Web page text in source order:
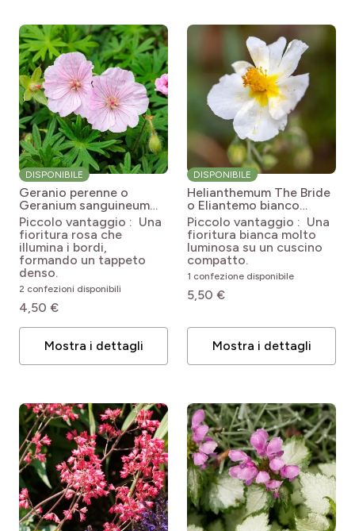
DISPONIBILE
Geranio perenne o
Geranium sanguineum
striato Geranium
sanguineum var. striatum
Piccolo vantaggio : Una
fioritura rosa che
illumina i bordi,
formando un tappeto
denso.
2 confezioni disponibili
4,50 €
Mostra i dettagli
DISPONIBILE
Helianthemum The Bride
o Eliantemo bianco
Helianthemum The Bride
Piccolo vantaggio : Una
fioritura bianca molto
luminosa su un cuscino
compatto.
1 confezione disponibile
5,50 €
Mostra i dettagli